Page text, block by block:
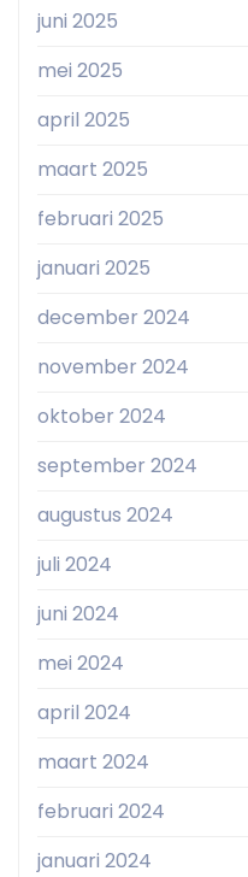
juni 2025
mei 2025
april 2025
maart 2025
februari 2025
januari 2025
december 2024
november 2024
oktober 2024
september 2024
augustus 2024
juli 2024
juni 2024
mei 2024
april 2024
maart 2024
februari 2024
januari 2024